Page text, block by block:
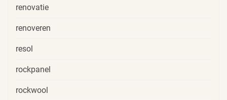
renovatie
renoveren
resol
rockpanel
rockwool